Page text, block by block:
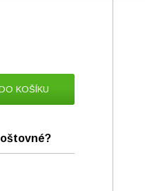
KOŠÍKU